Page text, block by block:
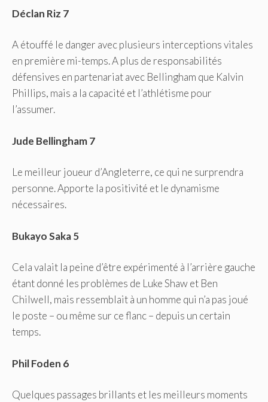
Déclan Riz 7
A étouffé le danger avec plusieurs interceptions vitales
en première mi-temps. A plus de responsabilités
défensives en partenariat avec Bellingham que Kalvin
Phillips, mais a la capacité et l’athlétisme pour
l’assumer.
Jude Bellingham 7
Le meilleur joueur d’Angleterre, ce qui ne surprendra
personne. Apporte la positivité et le dynamisme
nécessaires.
Bukayo Saka 5
Cela valait la peine d’être expérimenté à l’arrière gauche
étant donné les problèmes de Luke Shaw et Ben
Chilwell, mais ressemblait à un homme qui n’a pas joué
le poste – ou même sur ce flanc – depuis un certain
temps.
Phil Foden 6
Quelques passages brillants et les meilleurs moments